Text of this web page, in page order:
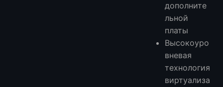
дополните
льной
платы
Высокоуро
вневая
технология
виртуализа